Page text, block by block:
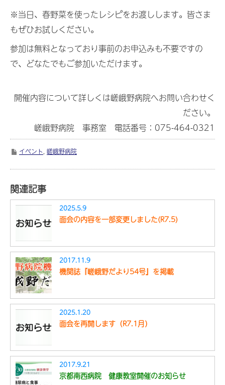
※当日、春野菜を使ったレシピをお渡しします。皆さま
もぜひお試しください。
参加は無料となっており事前のお申込みも不要ですの
で、どなたでもご参加いただけます。
開催内容について詳しくは嵯峨野病院へお問い合わせく
ださい。
嵯峨野病院 事務室 電話番号：075-464-0321
イベント, 嵯峨野病院
関連記事
2025.5.9
面会の内容を一部変更しました(R7.5)
2017.11.9
機関誌『嵯峨野だより54号』を掲載
2025.1.20
面会を再開します（R7.1月）
2017.9.21
京都南西病院 健康教室開催のお知らせ